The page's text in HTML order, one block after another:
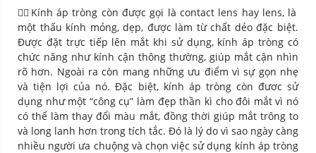
💁‍♀️Kính áp tròng còn được gọi là contact lens hay lens, là
một thấu kính mỏng, dẹp, được làm từ chất dẻo đặc biệt.
Được đặt trực tiếp lên mắt khi sử dụng, kính áp tròng có
chức năng như kính cận thông thường, giúp mắt cận nhìn
rõ hơn. Ngoài ra còn mang những ưu điểm vì sự gọn nhẹ
và tiện lợi của nó. Đặc biệt, kính áp tròng còn đươc sử
dụng như một “công cụ” làm đẹp thần kì cho đôi mắt vì nó
có thể làm thay đổi màu mắt, đồng thời giúp mắt trông to
và long lanh hơn trong tích tắc. Đó là lý do vì sao ngày càng
nhiều người ưa chuộng và chọn việc sử dụng kính áp tròng